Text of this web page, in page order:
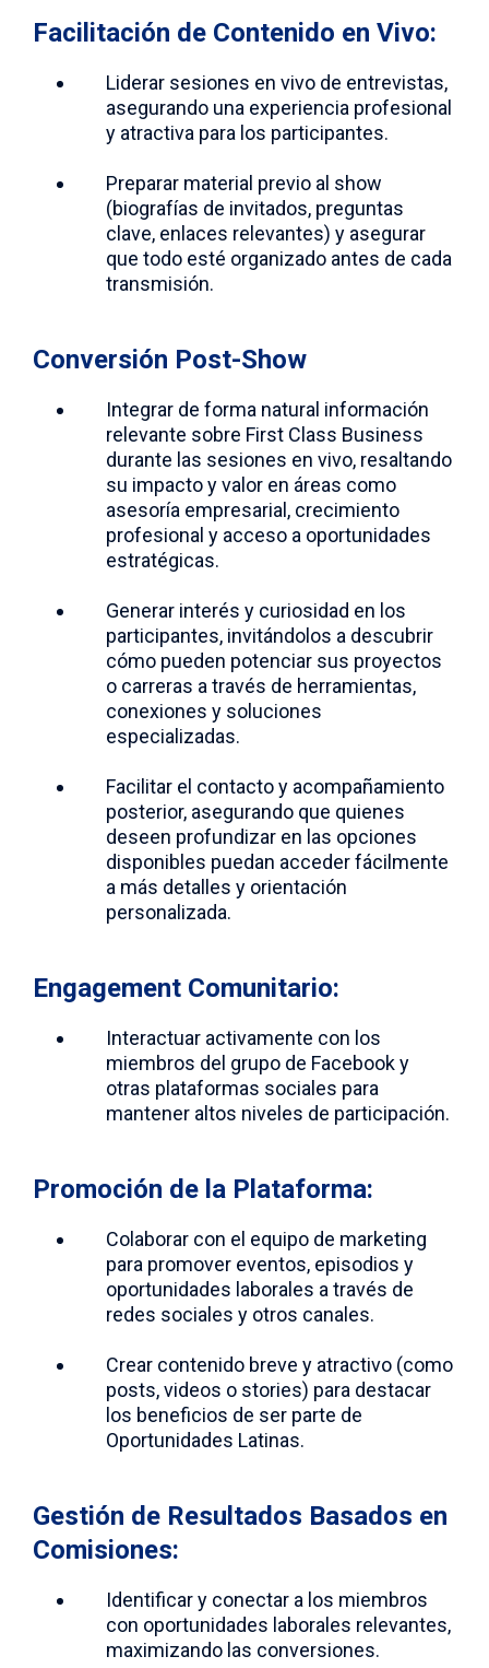
Facilitación de Contenido en Vivo:
Liderar sesiones en vivo de entrevistas,
asegurando una experiencia profesional
y atractiva para los participantes.
Preparar material previo al show
(biografías de invitados, preguntas
clave, enlaces relevantes) y asegurar
que todo esté organizado antes de cada
transmisión.
Conversión Post-Show
Integrar de forma natural información
relevante sobre First Class Business
durante las sesiones en vivo, resaltando
su impacto y valor en áreas como
asesoría empresarial, crecimiento
profesional y acceso a oportunidades
estratégicas.
Generar interés y curiosidad en los
participantes, invitándolos a descubrir
cómo pueden potenciar sus proyectos
o carreras a través de herramientas,
conexiones y soluciones
especializadas.
Facilitar el contacto y acompañamiento
posterior, asegurando que quienes
deseen profundizar en las opciones
disponibles puedan acceder fácilmente
a más detalles y orientación
personalizada.
Engagement Comunitario:
Interactuar activamente con los
miembros del grupo de Facebook y
otras plataformas sociales para
mantener altos niveles de participación.
Promoción de la Plataforma:
Colaborar con el equipo de marketing
para promover eventos, episodios y
oportunidades laborales a través de
redes sociales y otros canales.
Crear contenido breve y atractivo (como
posts, videos o stories) para destacar
los beneficios de ser parte de
Oportunidades Latinas.
Gestión de Resultados Basados en
Comisiones:
Identificar y conectar a los miembros
con oportunidades laborales relevantes,
maximizando las conversiones.